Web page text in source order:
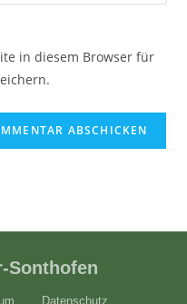
in diesem Browser für
Sonthofen
Datenschutz